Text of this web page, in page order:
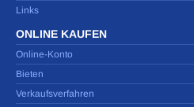
Links
ONLINE KAUFEN
Online-Konto
Bieten
Verkaufsverfahren